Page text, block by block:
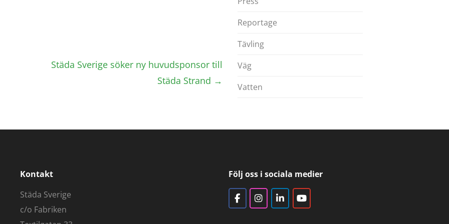
Städa Sverige söker ny huvudsponsor till
Städa Strand →
Reportage
Tävling
Väg
Vatten
Kontakt
Städa Sverige
c/o Fabriken
Följ oss i sociala medier